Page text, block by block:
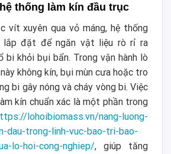
thống làm kín đầu trục
vít xuyên qua vỏ máng, hệ thống
lắp đặt để ngăn vật liệu rò rỉ ra
bi khỏi bụi bẩn. Trong vận hành lò
không kín, bụi mùn cưa hoặc tro
bi gây nóng và cháy vòng bi. Việc
kín chuẩn xác là một phần trong
lohoibiomass.vn/nang-luong-
dau-trong-linh-vuc-bao-tri-bao-
lo-hoi-cong-nghiep/, giúp tăng